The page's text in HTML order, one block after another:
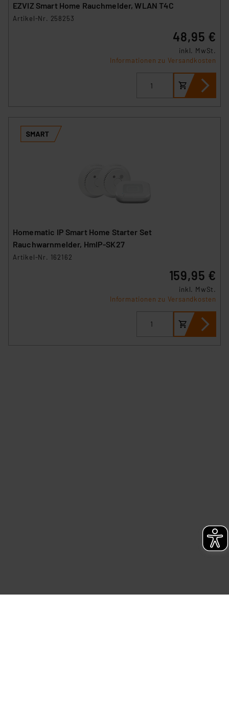
EZVIZ Smart Home Rauchmelder, WLAN T4C
Artikel-Nr. 258253
48,95 €
inkl. MwSt.
Informationen zu Versandkosten
Homematic IP Smart Home Starter Set
Rauchwarnmelder, HmIP-SK27
Artikel-Nr. 162162
159,95 €
inkl. MwSt.
Informationen zu Versandkosten